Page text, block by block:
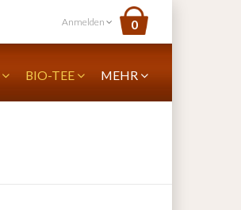
Anmelden 0
BIO-TEE MEHR